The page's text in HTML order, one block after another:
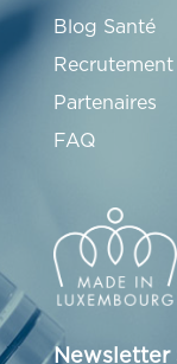
Blog Santé
Recrutement
Partenaires
FAQ
Newsletter